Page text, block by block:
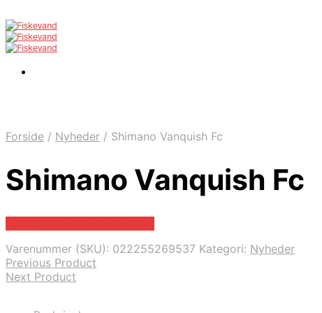
Forside / Nyheder / Shimano Vanquish Fc
Shimano Vanquish Fc
Varenummer (SKU): 022255269537 Kategori: Nyheder
Previous Product
Next Product